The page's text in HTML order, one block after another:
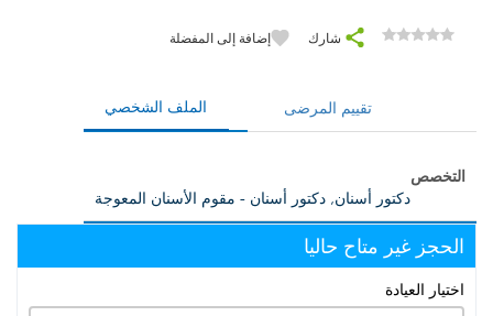
شارك إضافة إلى المفضلة
الملف الشخصي تقييم المرضى
التخصص
دكتور أسنان, دكتور أسنان - مقوم الأسنان المعوجة
الحجز غير متاح حاليا
اختيار العيادة